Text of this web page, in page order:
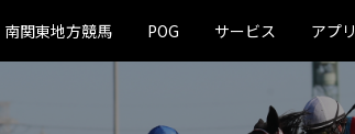
南関東地方競馬 POG サービス アプリ